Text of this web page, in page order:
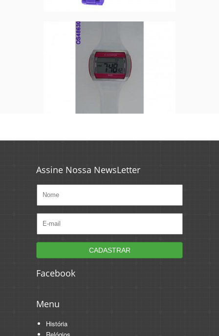
Assine Nossa NewsLetter
Facebook
Menu
História